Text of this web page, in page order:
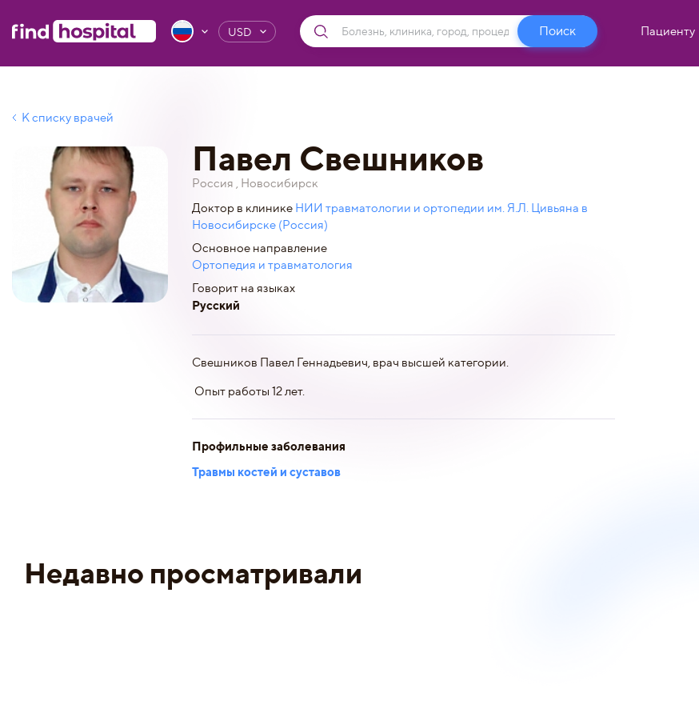
USD Пациенту
К списку врачей
Павел Свешников
Россия , Новосибирск
Доктор в клинике НИИ травматологии и ортопедии им. Я.Л. Цивьяна в
Новосибирске (Россия)
Основное направление
Ортопедия и травматология
Говорит на языках
Русский
Свешников Павел Геннадьевич, врач высшей категории.
Опыт работы 12 лет.
Профильные заболевания
Травмы костей и суставов
Недавно просматривали